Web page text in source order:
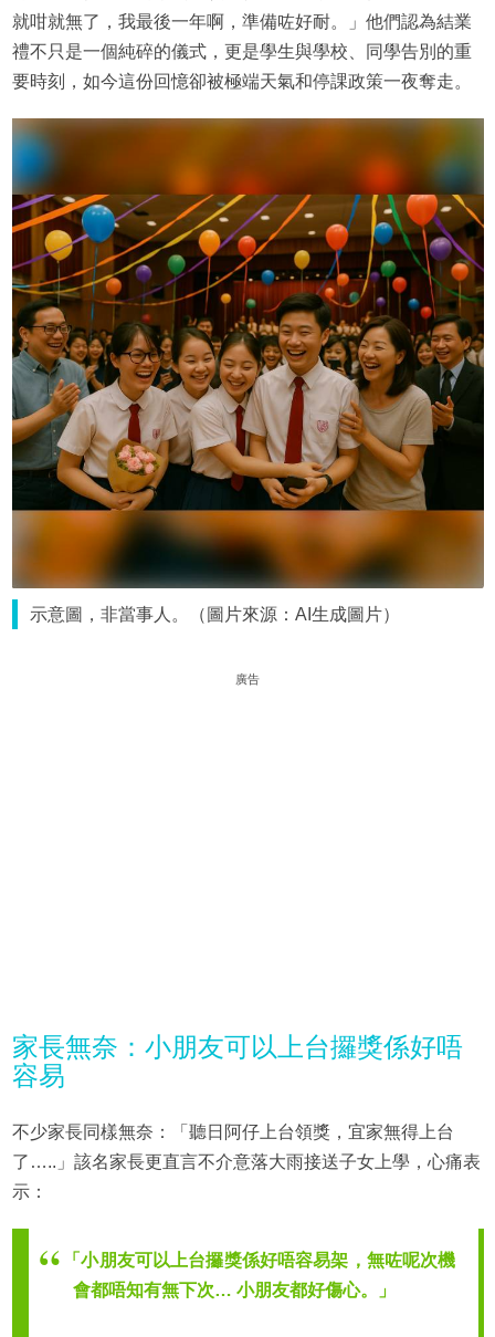
就咁就無了，我最後一年啊，準備咗好耐。」他們認為結業
禮不只是一個純碎的儀式，更是學生與學校、同學告別的重
要時刻，如今這份回憶卻被極端天氣和停課政策一夜奪走。
示意圖，非當事人。（圖片來源：AI生成圖片）
廣告
家長無奈：小朋友可以上台攞獎係好唔
容易
不少家長同樣無奈：「聽日阿仔上台領獎，宜家無得上台
了…..」該名家長更直言不介意落大雨接送子女上學，心痛表
示：
「小朋友可以上台攞獎係好唔容易架，無咗呢次機
會都唔知有無下次… 小朋友都好傷心。」